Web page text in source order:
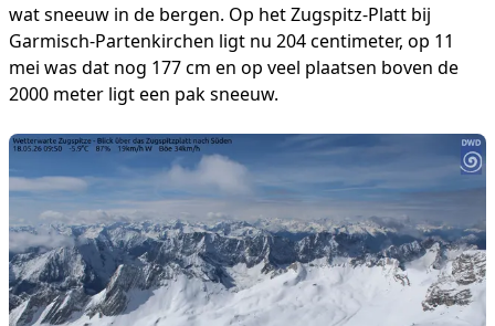
wat sneeuw in de bergen. Op het Zugspitz-Platt bij
Garmisch-Partenkirchen ligt nu 204 centimeter, op 11
mei was dat nog 177 cm en op veel plaatsen boven de
2000 meter ligt een pak sneeuw.